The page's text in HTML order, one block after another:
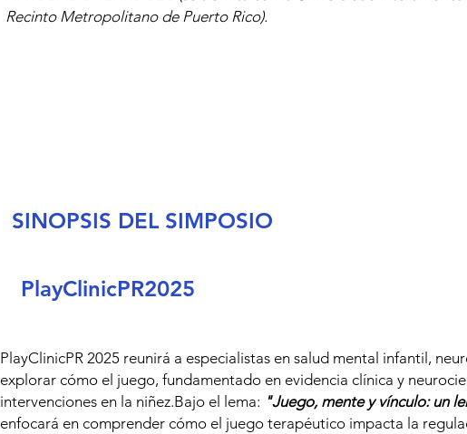
Las camisas se estaran entregando el día del evento.
Recinto Metropolitano de Puerto Rico).
SINOPSIS DEL SIMPOSIO
PlayClinicPR2025
PlayClinicPR 2025 reunirá a especialistas en salud mental infantil,
explorar cómo el juego, fundamentado en evidencia clínica y
intervenciones en la niñez.Bajo el lema: "Juego, mente y vínculo: un
enfocará en comprender cómo el juego terapéutico impacta la